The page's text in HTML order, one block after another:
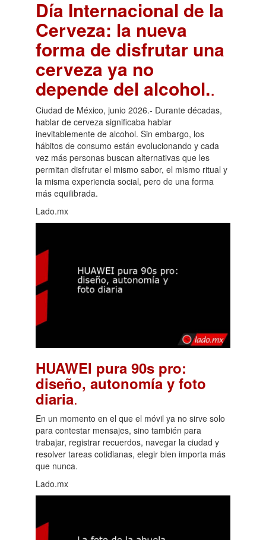
Día Internacional de la
Cerveza: la nueva
forma de disfrutar una
cerveza ya no
depende del alcohol..
Ciudad de México, junio 2026.- Durante décadas,
hablar de cerveza significaba hablar
inevitablemente de alcohol. Sin embargo, los
hábitos de consumo están evolucionando y cada
vez más personas buscan alternativas que les
permitan disfrutar el mismo sabor, el mismo ritual y
la misma experiencia social, pero de una forma
más equilibrada.
Lado.mx
HUAWEI pura 90s pro:
diseño, autonomía y foto
diaria.
En un momento en el que el móvil ya no sirve solo
para contestar mensajes, sino también para
trabajar, registrar recuerdos, navegar la ciudad y
resolver tareas cotidianas, elegir bien importa más
que nunca.
Lado.mx